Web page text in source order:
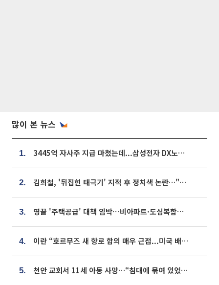
많이 본 뉴스
1. 3445억 자사주 지급 마쳤는데...삼성전자 DX노조, 뒤늦은 '떼쓰기 집회'
2. 김희철, '뒤집힌 태극기' 지적 후 정치색 논란…"좌우 떠나 우리나라 국기"
3. 영끌 '주택공급' 대책 임박⋯비아파트·도심복합까지 총동원
4. 이란 “호르무즈 새 항로 합의 매우 근접...미국 배상 먼저”
5. 천안 교회서 11세 아동 사망…“침대에 묶여 있었다” 진술 확보